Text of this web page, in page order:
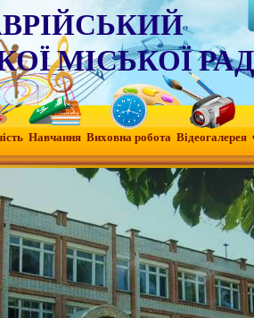
МІСЬКОЇ
Навчання Виховна робота Вiдеогалерея